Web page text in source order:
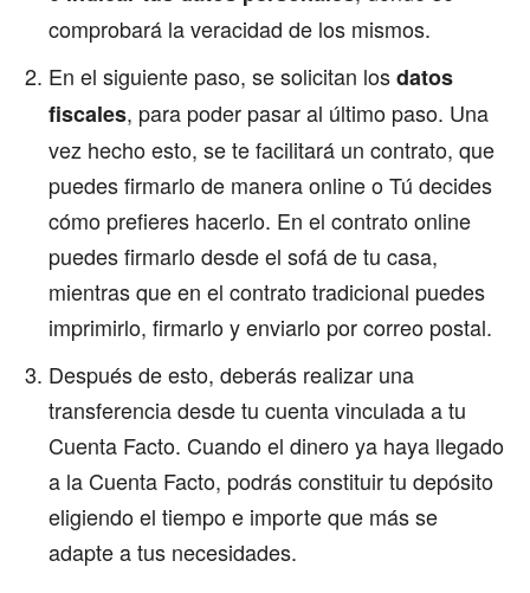
comprobará la veracidad de los mismos.
En el siguiente paso, se solicitan losdatos
fiscales, para poder pasar al último paso. Una
vez hecho esto, se te facilitará un contrato, que
puedes firmarlo de manera online o Tú decides
cómo prefieres hacerlo. En el contrato online
puedes firmarlo desde el sofá de tu casa,
mientras que en el contrato tradicional puedes
imprimirlo, firmarlo y enviarlo por correo postal.
Después de esto, deberás realizar una
transferencia desde tu cuenta vinculada a tu
Cuenta Facto. Cuando el dinero ya haya llegado
a la Cuenta Facto, podrás constituir tu depósito
eligiendo el tiempo e importe que más se
adapte a tus necesidades.